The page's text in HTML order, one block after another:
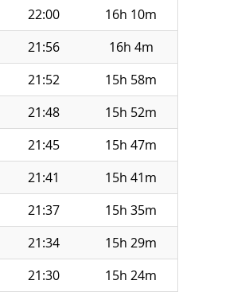
22:00
16h 10m
21:56
16h 4m
21:52
15h 58m
21:48
15h 52m
21:45
15h 47m
21:41
15h 41m
21:37
15h 35m
21:34
15h 29m
21:30
15h 24m